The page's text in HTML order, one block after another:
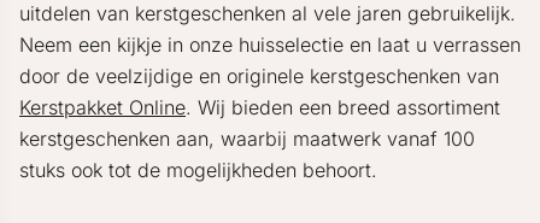
uitdelen van kerstgeschenken al vele jaren gebruikelijk.
Neem een kijkje in onze huisselectie en laat u verrassen
door de veelzijdige en originele kerstgeschenken van
Kerstpakket Online. Wij bieden een breed assortiment
kerstgeschenken aan, waarbij maatwerk vanaf 100
stuks ook tot de mogelijkheden behoort.